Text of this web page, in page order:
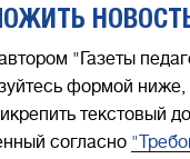
"Газеты
формой ниже,
текстовый
согласно